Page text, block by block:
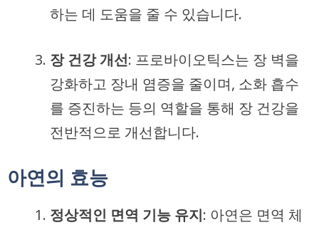
하는 데 도움을 줄 수 있습니다.
장 건강 개선: 프로바이오틱스는 장 벽을
강화하고 장내 염증을 줄이며, 소화 흡수
를 증진하는 등의 역할을 통해 장 건강을
전반적으로 개선합니다.
아연의 효능
정상적인 면역 기능 유지: 아연은 면역 체